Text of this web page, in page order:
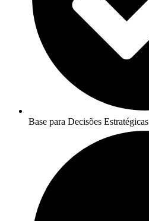
Base para Decisões Estratégicas